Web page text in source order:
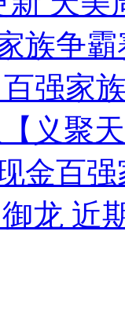
族争
强家
义聚
金百
龙 近